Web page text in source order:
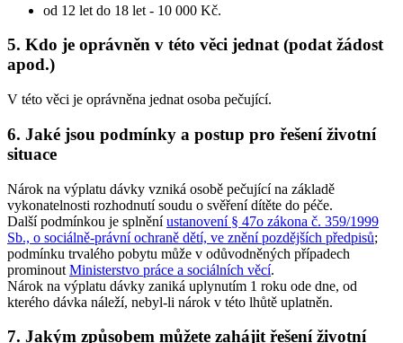
od 12 let do 18 let - 10 000 Kč.
5. Kdo je oprávněn v této věci jednat (podat žádost
apod.)
V této věci je oprávněna jednat osoba pečující.
6. Jaké jsou podmínky a postup pro řešení životní
situace
Nárok na výplatu dávky vzniká osobě pečující na základě
vykonatelnosti rozhodnutí soudu o svěření dítěte do péče.
Další podmínkou je splněníustanovení § 47o zákona č. 359/1999
Sb., o sociálně-právní ochraně dětí, ve znění pozdějších předpisů;
podmínku trvalého pobytu může v odůvodněných případech
prominout Ministerstvo práce a sociálních věcí.
Nárok na výplatu dávky zaniká uplynutím 1 roku ode dne, od
kterého dávka náleží, nebyl-li nárok v této lhůtě uplatněn.
7. Jakým způsobem můžete zahájit řešení životní